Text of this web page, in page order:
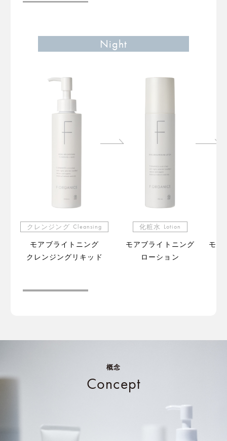
Night
クレンジング Cleansing
モアブライトニング
クレンジングリキッド
化粧水 Lotion
モアブライトニング
ローション
モア
概念
Concept